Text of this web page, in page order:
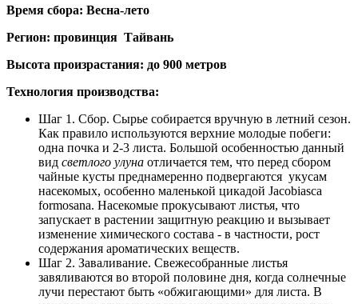
Время сбора: Весна-лето
Регион: провинция Тайвань
Высота произрастания: до 900 метров
Технология производства:
Шаг 1. Сбор. Сырье собирается вручную в летний сезон.
Как правило используются верхние молодые побеги:
одна почка и 2-3 листа. Большой особенностью данный
вид светлого улуна отличается тем, что перед сбором
чайные кусты преднамеренно подвергаются укусам
насекомых, особенно маленькой цикадой Jacobiasca
formosana. Насекомые прокусывают листья, что
запускает в растении защитную реакцию и вызывает
изменение химического состава - в частности, рост
содержания ароматических веществ.
Шаг 2. Заваливание. Свежесобранные листья
завяливаются во второй половине дня, когда солнечные
лучи перестают быть «обжигающими» для листа. В